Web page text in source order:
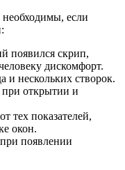
если
появился скрип,
дискомфорт.
и нескольких створок.
при открытии и
тех показателей,
окон.
появлении